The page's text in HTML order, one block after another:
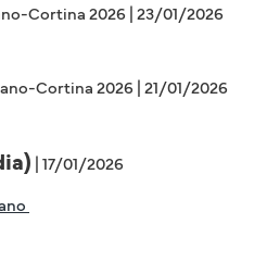
Cortina 2026 | 23/01/2026
Cortina 2026 | 21/01/2026
| 17/01/2026